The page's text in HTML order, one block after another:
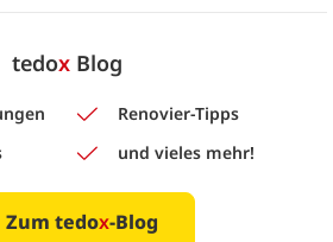
tedoxBlog
Renovier-Tipps
und vieles mehr!
Zum tedox-Blog